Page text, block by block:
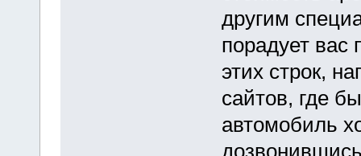
другим
порадует
этих строк,
сайтов, где
автомобиль